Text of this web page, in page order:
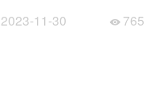
2023-11-30 765